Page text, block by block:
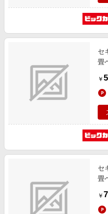
セ
畳
￥
セ
畳
￥